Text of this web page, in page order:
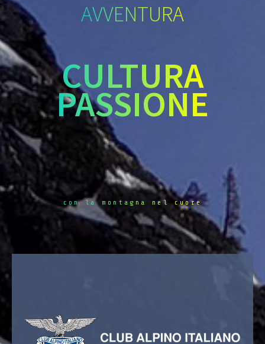
AVVENTURA
CULTURA
PASSIONE
con la montagna nel cuore